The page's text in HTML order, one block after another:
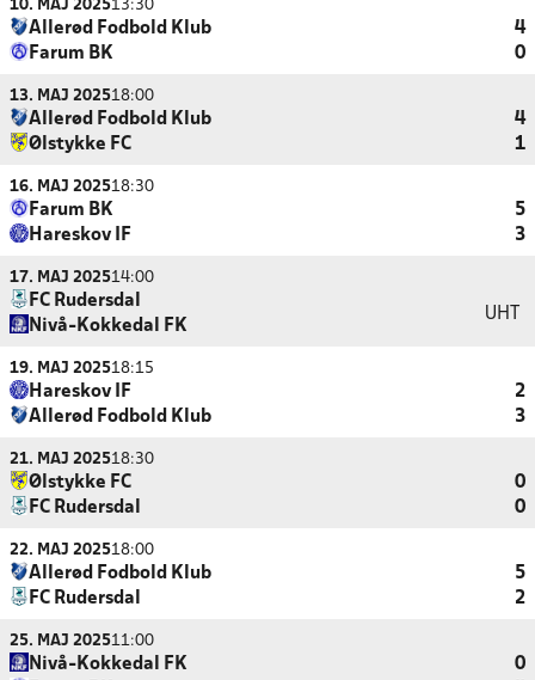
10. MAJ 202513:30
Allerød Fodbold Klub
4
Farum BK
0
13. MAJ 202518:00
Allerød Fodbold Klub
4
Ølstykke FC
1
16. MAJ 202518:30
Farum BK
5
Hareskov IF
3
17. MAJ 202514:00
FC Rudersdal
Nivå-Kokkedal FK
UHT
19. MAJ 202518:15
Hareskov IF
2
Allerød Fodbold Klub
3
21. MAJ 202518:30
Ølstykke FC
0
FC Rudersdal
0
22. MAJ 202518:00
Allerød Fodbold Klub
5
FC Rudersdal
2
25. MAJ 202511:00
Nivå-Kokkedal FK
0